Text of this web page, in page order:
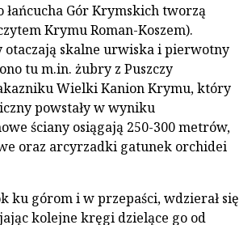
łańcucha Gór Krymskich tworzą
Krymu Roman-Koszem).
otaczają skalne urwiska i pierwotny
tu m.in. żubry z Puszczy
Wielki Kanion Krymu, który
powstały w wyniku
ściany osiągają 250-300 metrów,
oraz arcyrzadki gatunek orchidei
ku górom i w przepaści, wdzierał się
kolejne kręgi dzielące go od